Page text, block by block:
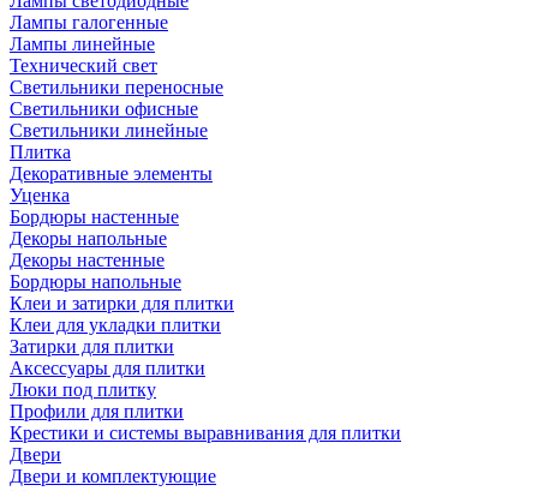
Лампы галогенные
Лампы линейные
Технический свет
Светильники переносные
Светильники офисные
Светильники линейные
Плитка
Декоративные элементы
Уценка
Бордюры настенные
Декоры напольные
Декоры настенные
Бордюры напольные
Клеи и затирки для плитки
Клеи для укладки плитки
Затирки для плитки
Аксессуары для плитки
Люки под плитку
Профили для плитки
Крестики и системы выравнивания для плитки
Двери
Двери и комплектующие